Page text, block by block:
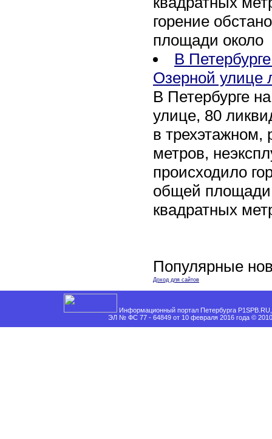
горение
площади около
В
Озерной улице
В Петербурге
улице, 80
в трехэтажном,
метров,
происходило
общей площади
квадратных
Популярные
Доход для сайтов
Информационный портал Петербурга
ЭЛ № ФС 77 - 64849 от 10 февраля 2016 года ©